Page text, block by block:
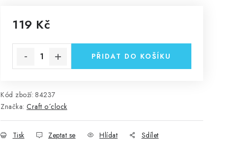
119 Kč
PŘIDAT DO KOŠÍKU
Kód zboží: 84237
Značka: Craft o´clock
Tisk Zeptat se Hlídat Sdílet